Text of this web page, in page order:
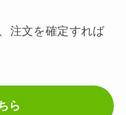
注文を確定すれば
ら